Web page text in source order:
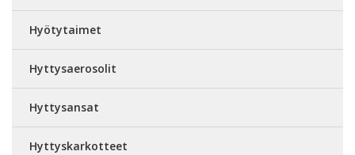
Hyötytaimet
Hyttysaerosolit
Hyttysansat
Hyttyskarkotteet